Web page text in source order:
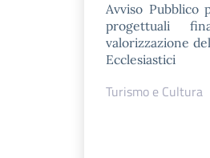
Avviso Pubblico
progettuali
valorizzazione
Ecclesiastici
Turismo e Cultura